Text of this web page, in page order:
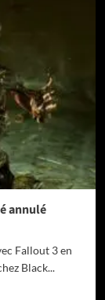
annulé
Fallout 3 en
Black...